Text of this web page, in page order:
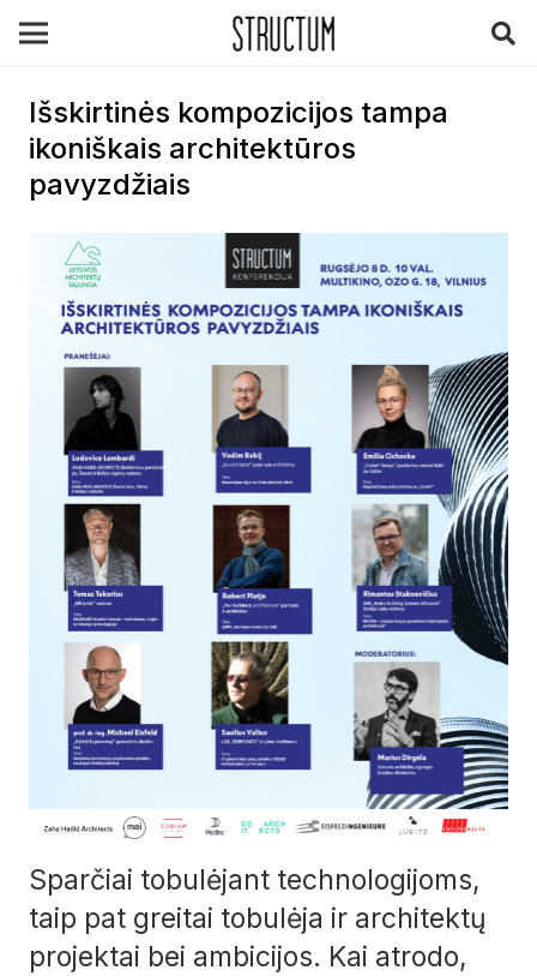
Išskirtinės kompozicijos tampa
ikoniškais architektūros
pavyzdžiais
Sparčiai tobulėjant technologijoms,
taip pat greitai tobulėja ir architektų
projektai bei ambicijos. Kai atrodo,